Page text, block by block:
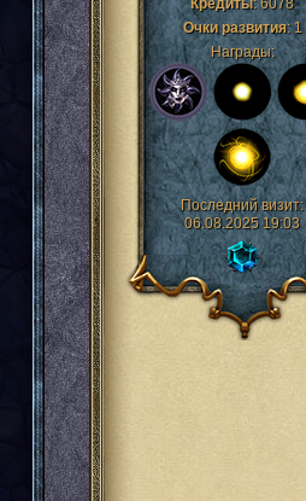
Кредиты:6078
Очки развития:1
Награды:
Последний визит:
06.08.2025 19:03